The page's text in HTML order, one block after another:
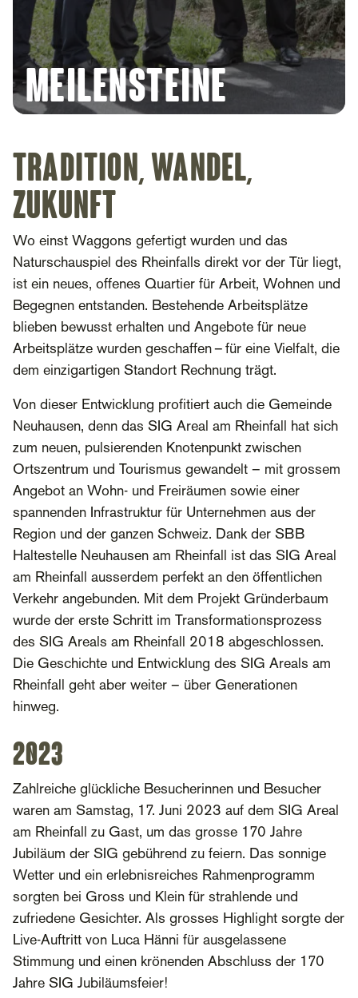
Meilensteine
Tradition, Wandel,
Zukunft
Wo einst Waggons gefertigt wurden und das
Naturschauspiel des Rheinfalls direkt vor der Tür liegt,
ist ein neues, offenes Quartier für Arbeit, Wohnen und
Begegnen entstanden. Bestehende Arbeitsplätze
blieben bewusst erhalten und Angebote für neue
Arbeitsplätze wurden geschaffen – für eine Vielfalt, die
dem einzigartigen Standort Rechnung trägt.
Von dieser Entwicklung profitiert auch die Gemeinde
Neuhausen, denn das SIG Areal am Rheinfall hat sich
zum neuen, pulsierenden Knotenpunkt zwischen
Ortszentrum und Tourismus gewandelt – mit grossem
Angebot an Wohn- und Freiräumen sowie einer
spannenden Infrastruktur für Unternehmen aus der
Region und der ganzen Schweiz. Dank der SBB
Haltestelle Neuhausen am Rheinfall ist das SIG Areal
am Rheinfall ausserdem perfekt an den öffentlichen
Verkehr angebunden. Mit dem Projekt Gründerbaum
wurde der erste Schritt im Transformationsprozess
des SIG Areals am Rheinfall 2018 abgeschlossen.
Die Geschichte und Entwicklung des SIG Areals am
Rheinfall geht aber weiter – über Generationen
hinweg.
2023
Zahlreiche glückliche Besucherinnen und Besucher
waren am Samstag, 17. Juni 2023 auf dem SIG Areal
am Rheinfall zu Gast, um das grosse 170 Jahre
Jubiläum der SIG gebührend zu feiern. Das sonnige
Wetter und ein erlebnisreiches Rahmenprogramm
sorgten bei Gross und Klein für strahlende und
zufriedene Gesichter. Als grosses Highlight sorgte der
Live-Auftritt von Luca Hänni für ausgelassene
Stimmung und einen krönenden Abschluss der 170
Jahre SIG Jubiläumsfeier!